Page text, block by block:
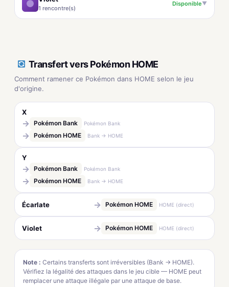
1 rencontre(s)
Disponible▼
Transfert vers Pokémon HOME
Comment ramener ce Pokémon dans HOME selon le jeu
d'origine.
X
→ Pokémon Bank Pokémon Bank
→ Pokémon HOME Bank → HOME
Y
→ Pokémon Bank Pokémon Bank
→ Pokémon HOME Bank → HOME
Écarlate → Pokémon HOME HOME (direct)
Violet → Pokémon HOME HOME (direct)
Note : Certains transferts sont irréversibles (Bank → HOME).
Vérifiez la légalité des attaques dans le jeu cible — HOME peut
remplacer une attaque illégale par une attaque de base.